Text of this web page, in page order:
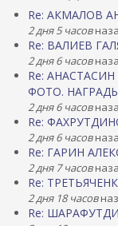
Re: АКМАЛОВ
2 дня 5 часов
Re: ВАЛИЕВ
2 дня 6 часов
Re:
ФОТО.
2 дня 6 часов
Re:
2 дня 6 часов
Re: ГАРИН
2 дня 7 часов
Re:
2 дня 18 часов
Re: